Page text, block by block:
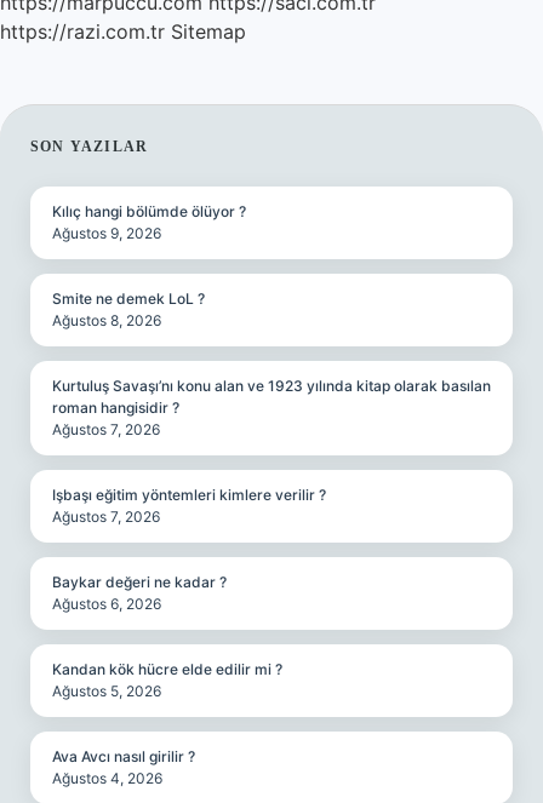
https://razi.com.tr Sitemap
SIDEBAR
SON YAZILAR
Kılıç hangi bölümde ölüyor ?
Ağustos 9, 2026
Smite ne demek LoL ?
Ağustos 8, 2026
Kurtuluş Savaşı’nı konu alan ve 1923 yılında kitap olarak basılan
roman hangisidir ?
Ağustos 7, 2026
Işbaşı eğitim yöntemleri kimlere verilir ?
Ağustos 7, 2026
Baykar değeri ne kadar ?
Ağustos 6, 2026
Kandan kök hücre elde edilir mi ?
Ağustos 5, 2026
Ava Avcı nasıl girilir ?
Ağustos 4, 2026